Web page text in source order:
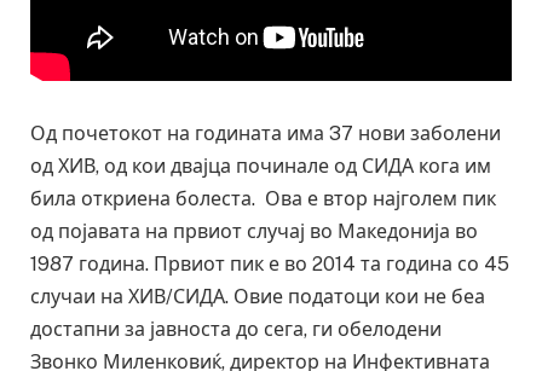
Од почетокот на годината има 37 нови заболени
од ХИВ, од кои двајца починале од СИДА кога им
била откриена болеста. Ова е втор најголем пик
од појавата на првиот случај во Македонија во
1987 година. Првиот пик е во 2014 та година со 45
случаи на ХИВ/СИДА. Овие податоци кои не беа
достапни за јавноста до сега, ги обелодени
Звонко Миленковиќ, директор на Инфективната